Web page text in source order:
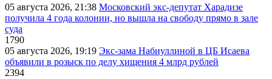
05 августа 2026, 21:38 Московский экс-депутат Харадизе
получила 4 года колонии, но вышла на свободу прямо в зале
суда
1790
05 августа 2026, 19:19 Экс-зама Набиуллиной в ЦБ Исаева
объявили в розыск по делу хищения 4 млрд рублей
2394